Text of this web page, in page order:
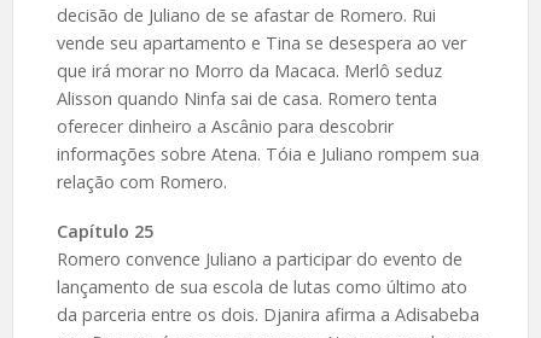
decisão de Juliano de se afastar de Romero. Rui
vende seu apartamento e Tina se desespera ao ver
que irá morar no Morro da Macaca. Merlô seduz
Alisson quando Ninfa sai de casa. Romero tenta
oferecer dinheiro a Ascânio para descobrir
informações sobre Atena. Tóia e Juliano rompem sua
relação com Romero.
Capítulo 25
Romero convence Juliano a participar do evento de
lançamento de sua escola de lutas como último ato
da parceria entre os dois. Djanira afirma a Adisabeba